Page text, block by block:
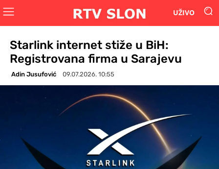
UŽIVO
Starlink internet stiže u BiH:
Registrovana firma u Sarajevu
Adin Jusufović 09.07.2026. 10:55